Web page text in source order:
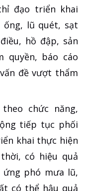
đạo triển khai
lũ quét, sạt
hồ đập, sản
quyền, báo cáo
đề vượt thẩm
chức năng,
tiếp tục phối
khai thực hiện
có hiệu quả
ứng phó mưa lũ,
có thể hậu quả